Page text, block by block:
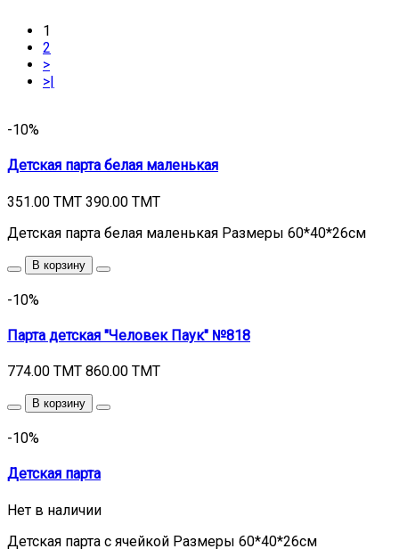
1
2
>
>|
-10%
Детская парта белая маленькая
351.00 TMT 390.00 TMT
Детская парта белая маленькая Размеры 60*40*26см
В корзину
-10%
Парта детская "Человек Паук" №818
774.00 TMT 860.00 TMT
В корзину
-10%
Детская парта
Нет в наличии
Детская парта с ячейкой Размеры 60*40*26см